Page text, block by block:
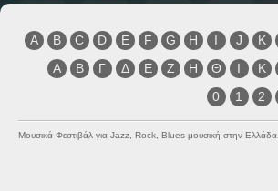
A B C D E F G H I J K
Α
Β Γ Δ Ε Ζ Η Θ Ι Κ
0
1 2
Μουσικά Φεστιβάλ για Jazz, Rock, Blues μουσική στην Ελλάδα.